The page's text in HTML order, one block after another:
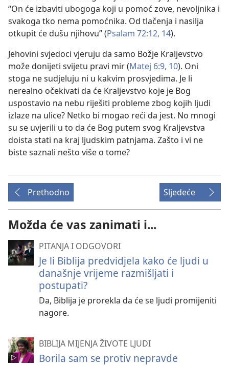
“On će izbaviti ubogoga koji u pomoć zove, nevoljnika i
svakoga tko nema pomoćnika. Od tlačenja i nasilja
otkupit će dušu njihovu” (Psalam 72:12, 14).
Jehovini svjedoci vjeruju da samo Božje Kraljevstvo
može donijeti svijetu pravi mir (Matej 6:9, 10). Oni
stoga ne sudjeluju ni u kakvim prosvjedima. Je li
nerealno očekivati da će Kraljevstvo koje je Bog
uspostavio na nebu riješiti probleme zbog kojih ljudi
izlaze na ulice? Netko bi mogao reći da jest. No mnogi
su se uvjerili u to da će Bog putem svog Kraljevstva
doista stati na kraj ljudskim patnjama. Zašto i vi ne
biste saznali nešto više o tome?
Prethodno Sljedeće
Možda će vas zanimati i...
PITANJA I ODGOVORI
Je li Biblija predvidjela kako će ljudi u
današnje vrijeme razmišljati i
postupati?
Da, Biblija je prorekla da će se ljudi promijeniti
nagore.
BIBLIJA MIJENJA ŽIVOTE LJUDI
Borila sam se protiv nepravde